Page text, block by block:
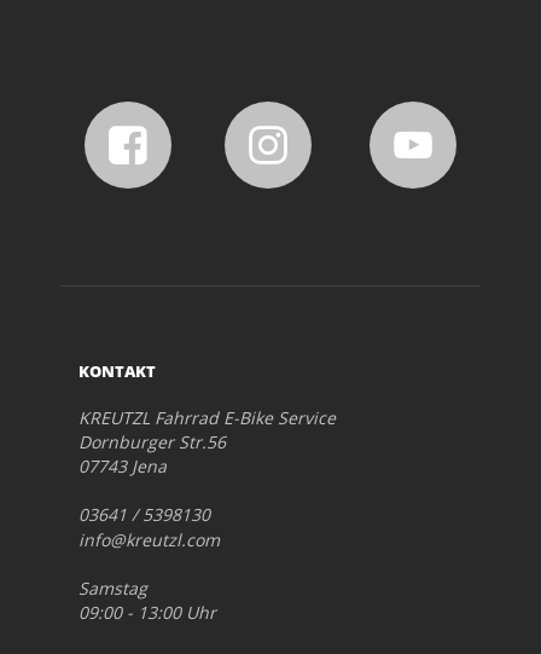
KONTAKT
KREUTZL Fahrrad E-Bike Service
Dornburger Str.56
07743 Jena
03641 / 5398130
info@kreutzl.com
Samstag
09:00 - 13:00 Uhr